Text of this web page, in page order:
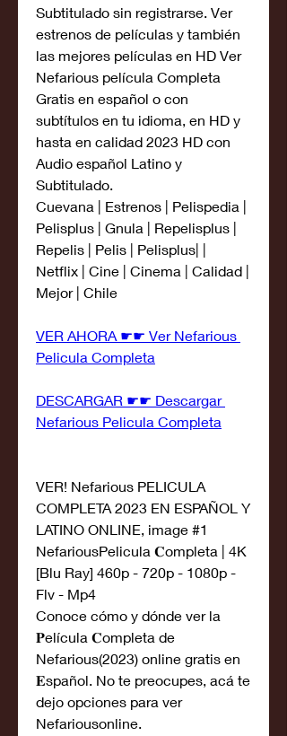
Subtitulado sin registrarse. Ver
estrenos de películas y también
las mejores películas en HD Ver
Nefarious película Completa
Gratis en español o con
subtítulos en tu idioma, en HD y
hasta en calidad 2023 HD con
Audio español Latino y
Subtitulado.
Cuevana | Estrenos | Pelispedia |
Pelisplus | Gnula | Repelisplus |
Repelis | Pelis | Pelisplus| |
Netflix | Cine | Cinema | Calidad |
Mejor | Chile
VER AHORA ☛☛ Ver Nefarious
Pelicula Completa
DESCARGAR ☛☛ Descargar
Nefarious Pelicula Completa
VER! Nefarious PELICULA
COMPLETA 2023 EN ESPAÑOL Y
LATINO ONLINE, image #1
NefariousPelicula 𝐂ompleta | 4K
[Blu Ray] 460p - 720p - 1080p -
Flv - Mp4
Conoce cómo y dónde ver la
𝐏elícula 𝐂ompleta de
Nefarious(2023) online gratis en
𝐄spañol. No te preocupes, acá te
dejo opciones para ver
Nefariousonline.